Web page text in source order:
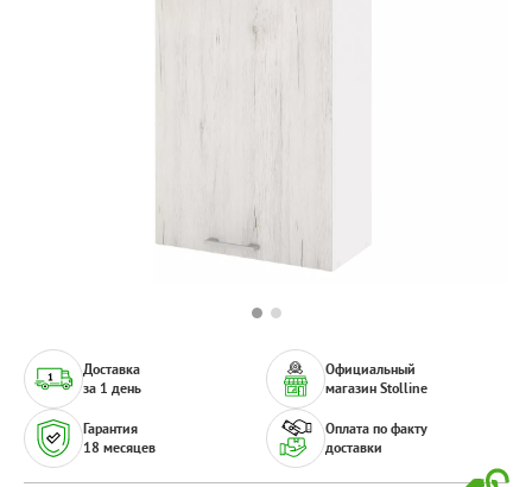
Доставка
за 1 день
Гарантия
18 месяцев
Официальный
магазин Stolline
Оплата по факту
доставки